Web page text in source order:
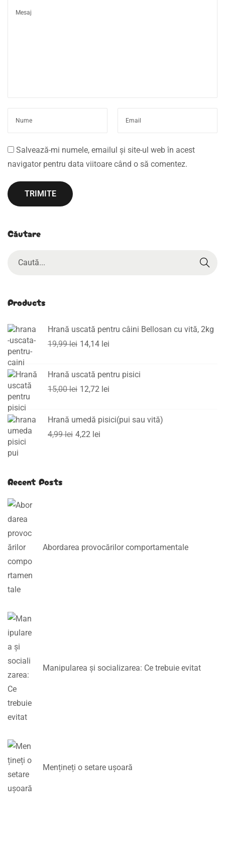
a
l
i
i
p
ă
r
i
r
e
a
l
s
t
Salvează-mi numele, emailul și site-ul web în acest
navigator pentru data viitoare când o să comentez.
Căutare
Products
Hrană uscată pentru câini Bellosan cu vită, 2kg
19,99lei 14,14 lei
Hrană uscată pentru pisici
15,00lei 12,72 lei
Hrană umedă pisici(pui sau vită)
4,99lei 4,22 lei
Recent Posts
Abordarea provocărilor comportamentale
Manipularea și socializarea: Ce trebuie evitat
Mențineți o setare ușoară